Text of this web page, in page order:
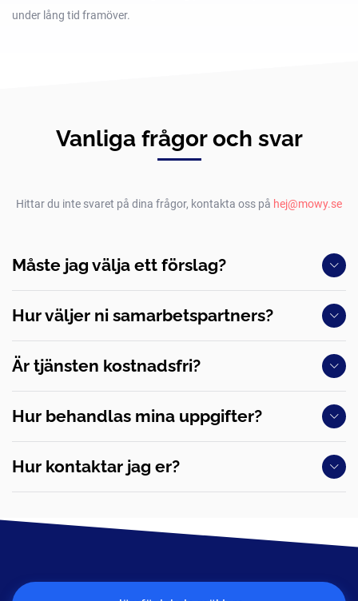
under lång tid framöver.
Vanliga frågor och svar
Hittar du inte svaret på dina frågor, kontakta oss på hej@mowy.se
Måste jag välja ett förslag?
Hur väljer ni samarbetspartners?
Är tjänsten kostnadsfri?
Hur behandlas mina uppgifter?
Hur kontaktar jag er?